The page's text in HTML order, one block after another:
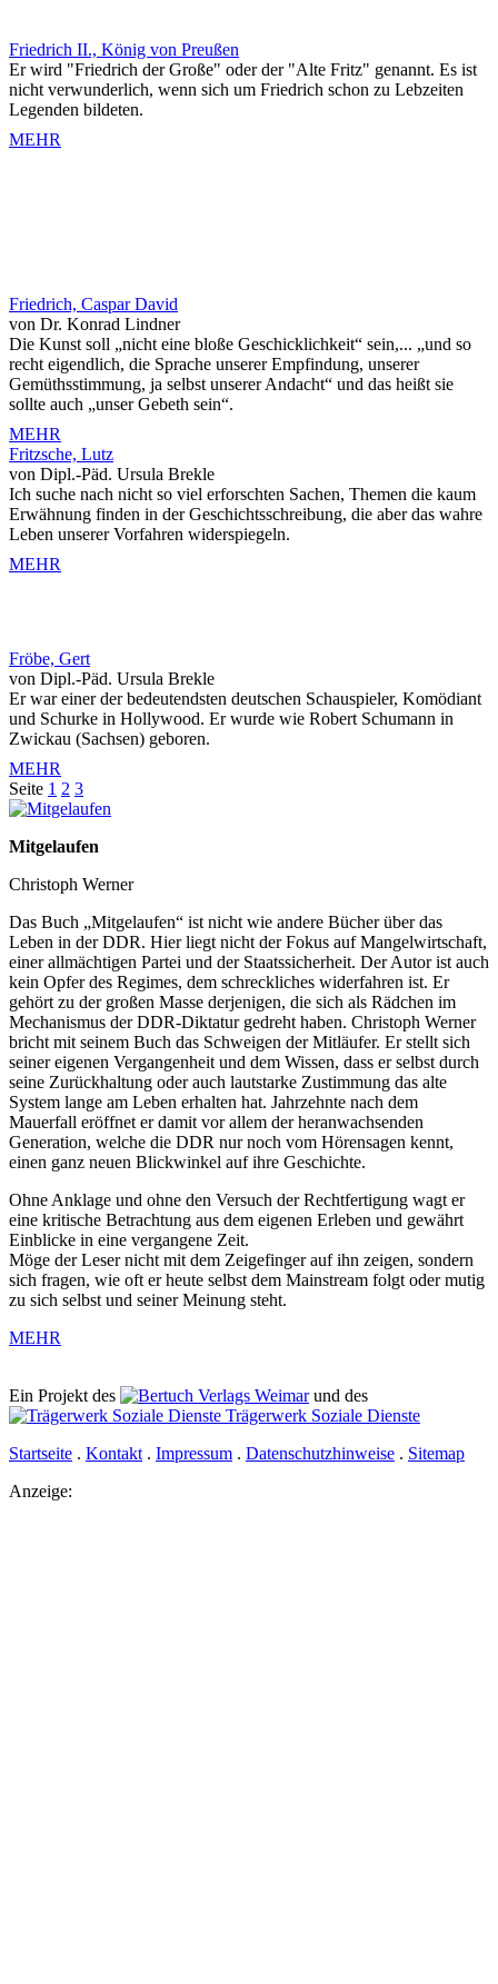
Friedrich II., König von Preußen
Er wird "Friedrich der Große" oder der "Alte Fritz" genannt. Es ist
nicht verwunderlich, wenn sich um Friedrich schon zu Lebzeiten
Legenden bildeten.
MEHR
Friedrich, Caspar David
von Dr. Konrad Lindner
Die Kunst soll „nicht eine bloße Geschicklichkeit“ sein,... „und so
recht eigendlich, die Sprache unserer Empfindung, unserer
Gemüthsstimmung, ja selbst unserer Andacht“ und das heißt sie
sollte auch „unser Gebeth sein“.
MEHR
Fritzsche, Lutz
von Dipl.-Päd. Ursula Brekle
Ich suche nach nicht so viel erforschten Sachen, Themen die kaum
Erwähnung finden in der Geschichtsschreibung, die aber das wahre
Leben unserer Vorfahren widerspiegeln.
MEHR
Fröbe, Gert
von Dipl.-Päd. Ursula Brekle
Er war einer der bedeutendsten deutschen Schauspieler, Komödiant
und Schurke in Hollywood. Er wurde wie Robert Schumann in
Zwickau (Sachsen) geboren.
MEHR
Seite 1 2 3
Mitgelaufen
Christoph Werner
Das Buch „Mitgelaufen“ ist nicht wie andere Bücher über das
Leben in der DDR. Hier liegt nicht der Fokus auf Mangelwirtschaft,
einer allmächtigen Partei und der Staatssicherheit. Der Autor ist auch
kein Opfer des Regimes, dem schreckliches widerfahren ist. Er
gehört zu der großen Masse derjenigen, die sich als Rädchen im
Mechanismus der DDR-Diktatur gedreht haben. Christoph Werner
bricht mit seinem Buch das Schweigen der Mitläufer. Er stellt sich
seiner eigenen Vergangenheit und dem Wissen, dass er selbst durch
seine Zurückhaltung oder auch lautstarke Zustimmung das alte
System lange am Leben erhalten hat. Jahrzehnte nach dem
Mauerfall eröffnet er damit vor allem der heranwachsenden
Generation, welche die DDR nur noch vom Hörensagen kennt,
einen ganz neuen Blickwinkel auf ihre Geschichte.
Ohne Anklage und ohne den Versuch der Rechtfertigung wagt er
eine kritische Betrachtung aus dem eigenen Erleben und gewährt
Einblicke in eine vergangene Zeit.
Möge der Leser nicht mit dem Zeigefinger auf ihn zeigen, sondern
sich fragen, wie oft er heute selbst dem Mainstream folgt oder mutig
zu sich selbst und seiner Meinung steht.
MEHR
Ein Projekt des Verlags Weimarund des
Trägerwerk Soziale Dienste
Startseite . Kontakt . Impressum . Datenschutzhinweise . Sitemap
Anzeige: